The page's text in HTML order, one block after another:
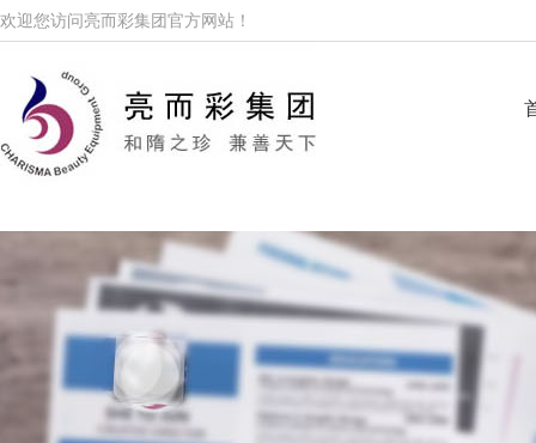
欢迎您访问亮而彩集团官方网站！